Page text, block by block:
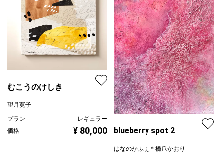
むこうのけしき
望月寛子
プラン
レギュラー
価格
¥ 80,000 blueberry spot 2
はなのかふぇ＊橋爪かおり